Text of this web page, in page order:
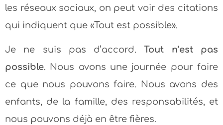
les réseaux sociaux, on peut voir des citations
qui indiquent que «Tout est possible».
Je ne suis pas d’accord.Tout n’est pas
possible. Nous avons une journée pour faire
ce que nous pouvons faire. Nous avons des
enfants, de la famille, des responsabilités, et
nous pouvons déjà en être fières.